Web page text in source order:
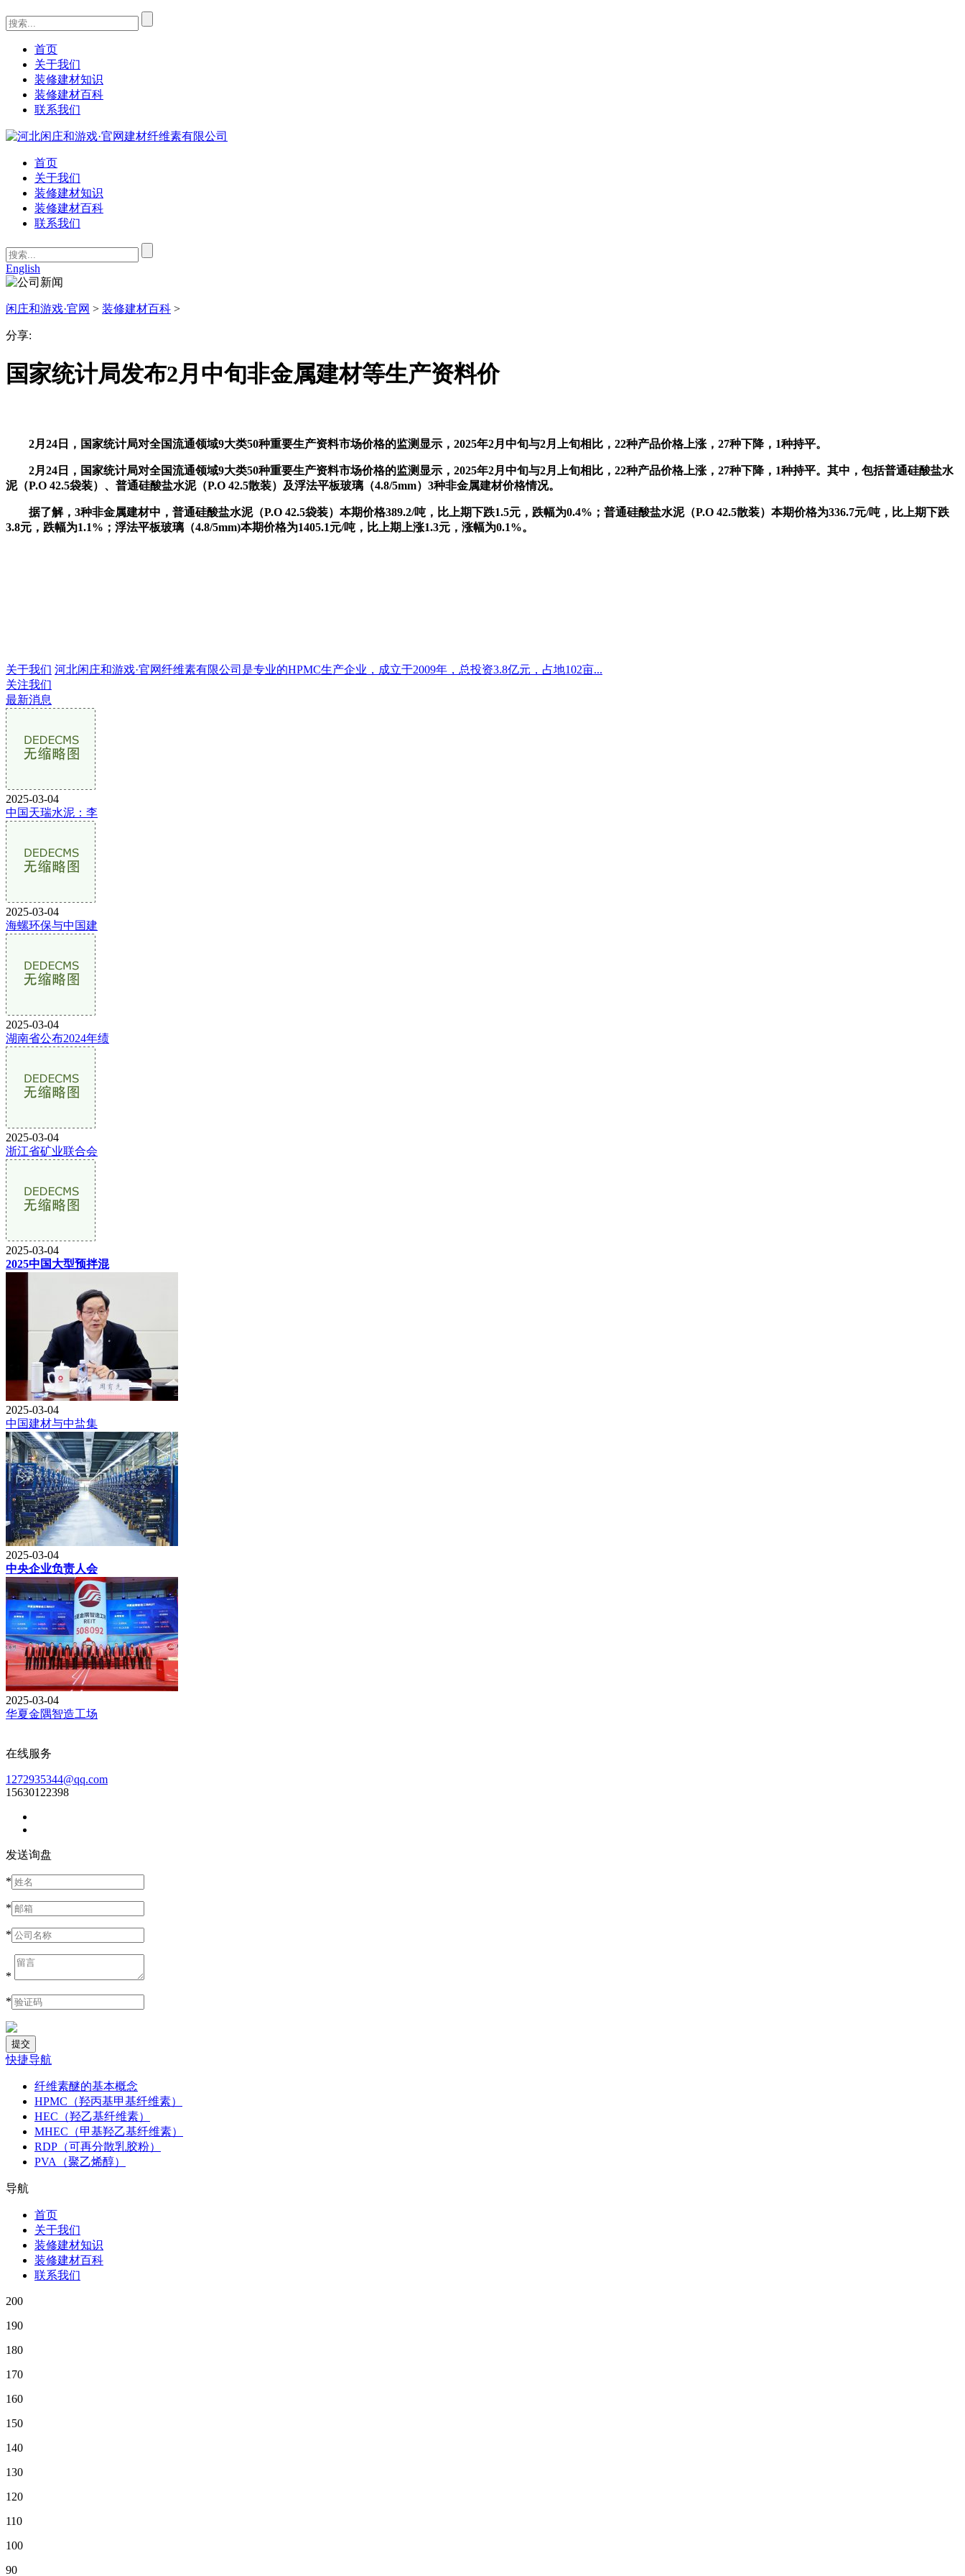
首页
关于我们
装修建材知识
装修建材百科
联系我们
首页
关于我们
装修建材知识
装修建材百科
联系我们
English
闲庄和游戏·官网 > 装修建材百科 >
分享:
国家统计局发布2月中旬非金属建材等生产资料价
2月24日，国家统计局对全国流通领域9大类50种重要生产资料市场价格的监测显示，2025年2月中旬与2月上旬相比，22种产品价格上涨，27种下降，1种持平。
2月24日，国家统计局对全国流通领域9大类50种重要生产资料市场价格的监测显示，2025年2月中旬与2月上旬相比，22种产品价格上涨，27种下降，1种持平。其中，包括普通硅酸盐水
泥（P.O 42.5袋装）、普通硅酸盐水泥（P.O 42.5散装）及浮法平板玻璃（4.8/5mm）3种非金属建材价格情况。
据了解，3种非金属建材中，普通硅酸盐水泥（P.O 42.5袋装）本期价格389.2/吨，比上期下跌1.5元，跌幅为0.4%；普通硅酸盐水泥（P.O 42.5散装）本期价格为336.7元/吨，比上期下跌
3.8元，跌幅为1.1%；浮法平板玻璃（4.8/5mm)本期价格为1405.1元/吨，比上期上涨1.3元，涨幅为0.1%。
关于我们 河北闲庄和游戏·官网纤维素有限公司是专业的HPMC生产企业，成立于2009年，总投资3.8亿元，占地102亩...
关注我们
最新消息
2025-03-04
中国天瑞水泥：李
2025-03-04
海螺环保与中国建
2025-03-04
湖南省公布2024年绩
2025-03-04
浙江省矿业联合会
2025-03-04
2025中国大型预拌混
2025-03-04
中国建材与中盐集
2025-03-04
中央企业负责人会
2025-03-04
华夏金隅智造工场
在线服务
1272935344@qq.com
15630122398
发送询盘
*
*
*
*
*
快捷导航
纤维素醚的基本概念
HPMC（羟丙基甲基纤维素）
HEC（羟乙基纤维素）
MHEC（甲基羟乙基纤维素）
RDP（可再分散乳胶粉）
PVA（聚乙烯醇）
导航
首页
关于我们
装修建材知识
装修建材百科
联系我们
200
190
180
170
160
150
140
130
120
110
100
90